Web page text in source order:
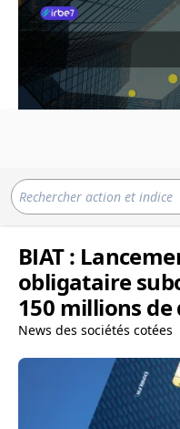
BIAT :
obligataire
150 millions de
News des sociétés cotées